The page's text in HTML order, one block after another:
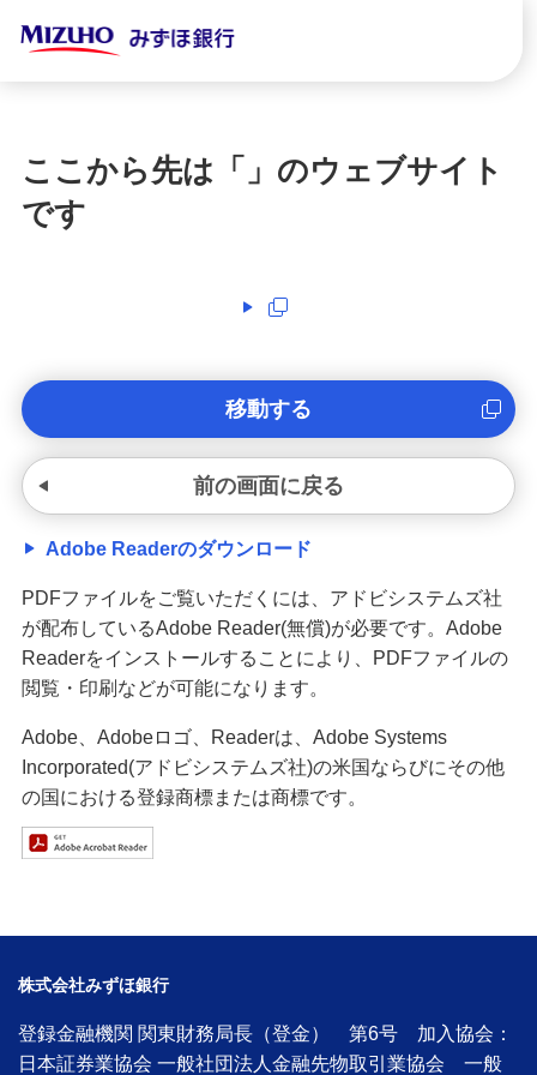
ここから先は「 」のウェブサイト
です
移動する
前の画面に戻る
Adobe Readerのダウンロード
PDFファイルをご覧いただくには、アドビシステムズ社
が配布しているAdobe Reader(無償)が必要です。Adobe
Readerをインストールすることにより、PDFファイルの
閲覧・印刷などが可能になります。
Adobe、Adobeロゴ、Readerは、Adobe Systems
Incorporated(アドビシステムズ社)の米国ならびにその他
の国における登録商標または商標です。
株式会社みずほ銀行
登録金融機関 関東財務局長（登金） 第6号 加入協会：
日本証券業協会 一般社団法人金融先物取引業協会 一般